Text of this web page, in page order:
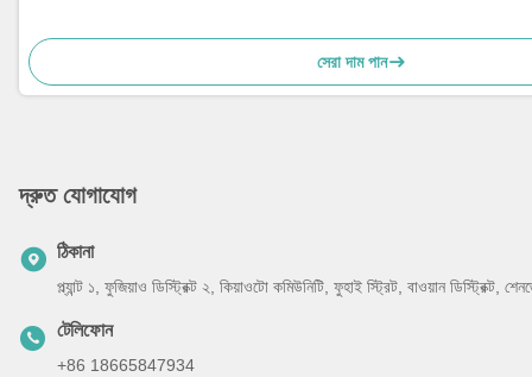
সেরা দাম পান
দ্রুত যোগাযোগ
ঠিকানা
প্ল্যান্ট ১, ফুজিয়াও ডিস্ট্রিক্ট ২, কিয়াওটো কমিউনিটি, ফুহাই স্ট্রিট, বাওয়ান ডিস্ট্রিক্ট,
টেলিফোন
+86 18665847934